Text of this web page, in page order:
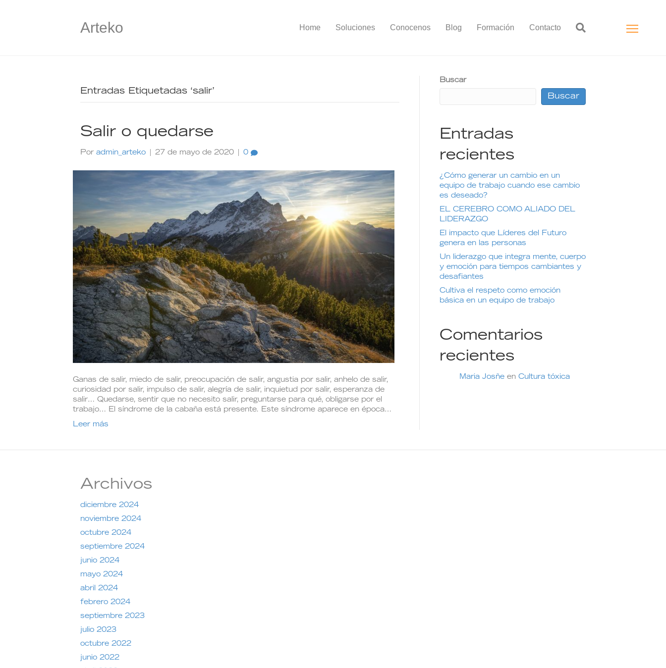
Arteko Home Soluciones Conocenos Blog Formación Contacto
Entradas Etiquetadas ‘salir’
Salir o quedarse
Por admin_arteko 27 de mayo de 2020 0
Ganas de salir, miedo de salir, preocupación de salir, angustia por salir, anhelo de salir,
curiosidad por salir, impulso de salir, alegría de salir, inquietud por salir, esperanza de
salir… Quedarse, sentir que no necesito salir, preguntarse para qué, obligarse por el
trabajo… El síndrome de la cabaña está presente. Este síndrome aparece en época…
Leer más
Buscar
Buscar
Entradas
recientes
¿Cómo generar un cambio en un
equipo de trabajo cuando ese cambio
es deseado?
EL CEREBRO COMO ALIADO DEL
LIDERAZGO
El impacto que Líderes del Futuro
genera en las personas
Un liderazgo que integra mente, cuerpo
y emoción para tiempos cambiantes y
desafiantes
Cultiva el respeto como emoción
básica en un equipo de trabajo
Comentarios
recientes
Maria Josñe en Cultura tóxica
Archivos
diciembre 2024
noviembre 2024
octubre 2024
septiembre 2024
junio 2024
mayo 2024
abril 2024
febrero 2024
septiembre 2023
julio 2023
octubre 2022
junio 2022